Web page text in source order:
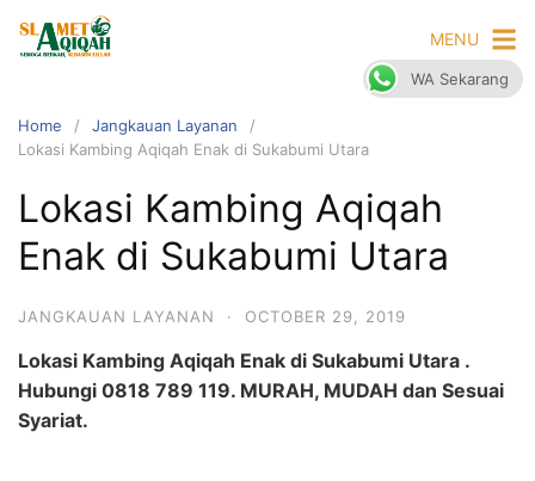
MENU
Home
Jangkauan Layanan
Lokasi Kambing Aqiqah Enak di Sukabumi Utara
Lokasi Kambing Aqiqah
Enak di Sukabumi Utara
JANGKAUAN LAYANAN · OCTOBER 29, 2019
Lokasi Kambing Aqiqah Enak di Sukabumi Utara .
Hubungi 0818 789 119. MURAH, MUDAH dan Sesuai
Syariat.
WA Sekarang